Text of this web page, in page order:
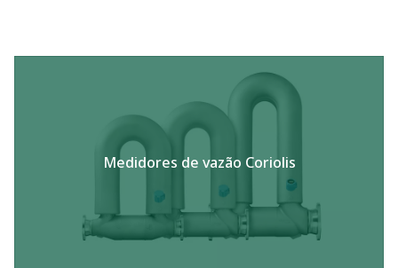
Medidores de vazão Coriolis​